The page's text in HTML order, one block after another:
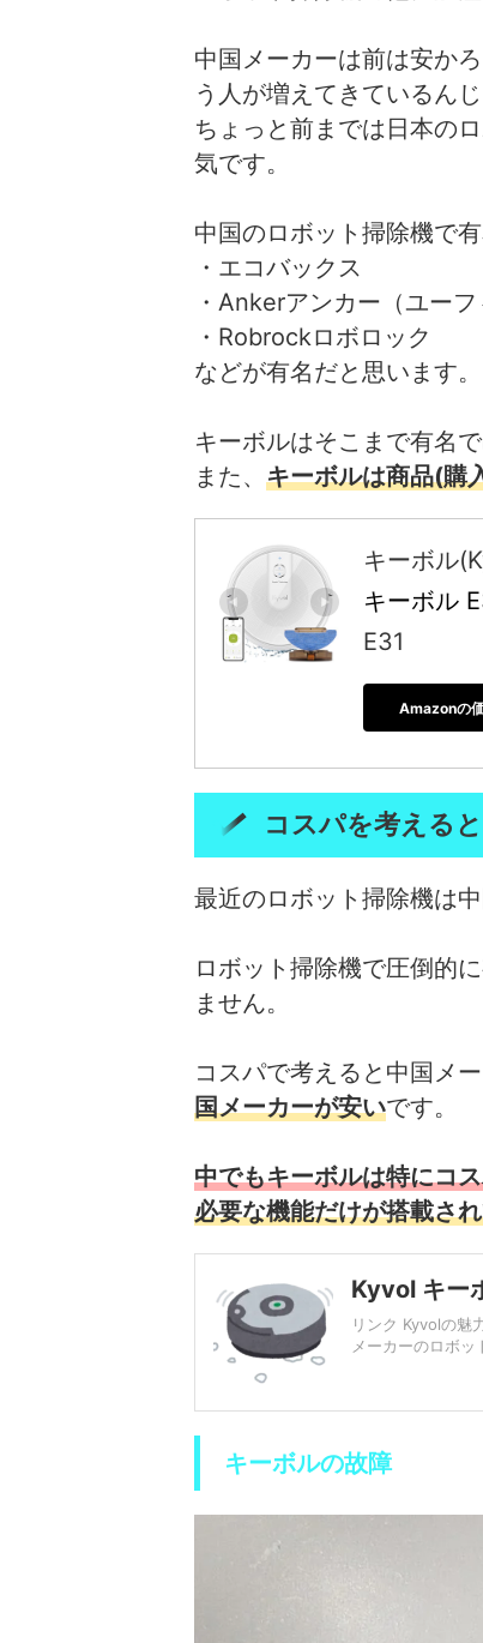
中国メーカーは前は安か
う人が増えてきているん
ちょっと前までは日本の
気です。
中国のロボット掃除機で
・エコバックス
・Ankerアンカー（ユーフ
・Robrockロボロック
などが有名だと思います。
キーボルはそこまで有名
また、 キーボルは商品(購
キーボル
キーボル
E31
Amazonの
コスパを考える
最近のロボット掃除機は
ロボット掃除機で圧倒的
ません。
コスパで考えると中国メ
国メーカーが安いです。
中でもキーボルは特にコ
必要な機能だけが搭載さ
Kyvol キー
リンク Kyvolの魅
メーカーのロボ
キーボルの故障